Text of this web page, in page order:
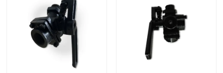
আমাদের সম্বন্ধে